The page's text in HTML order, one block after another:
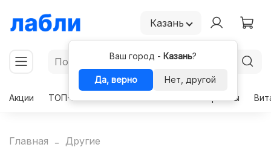
Казань
Ваш город - Казань?
Да, верно
Нет, другой
Акции
ТОП-50 Гормоны
Главная Другие